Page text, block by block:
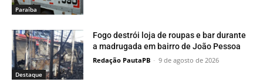
Paraí­ba
Destaque
Fogo destrói loja de roupas e bar durante
a madrugada em bairro de João Pessoa
Redação PautaPB - 9 de agosto de 2026